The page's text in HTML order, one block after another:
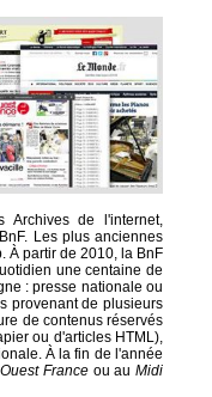
Archives de l'internet,
Les plus anciennes
À partir de 2010, la BnF
une centaine de
: presse nationale ou
provenant de plusieurs
de contenus réservés
ou d'articles HTML),
À la fin de l'année
Ouest France ou auMidi